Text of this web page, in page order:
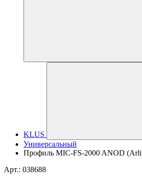
KLUS
Универсальный
Профиль MIC-FS-2000 ANOD
Арт.: 038688